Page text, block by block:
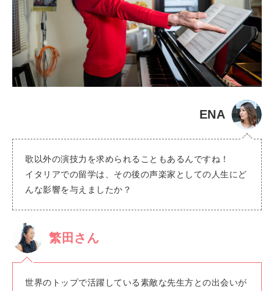
ENA
歌以外の演技力を求められることもあるんですね！
イタリアでの留学は、その後の声楽家としての人生にど
んな影響を与えましたか？
繁田さん
世界のトップで活躍している素敵な先生方との出会いが